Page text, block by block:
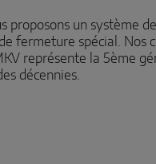
proposons un système
fermeture spécial.
représente la 5ème
décennies.